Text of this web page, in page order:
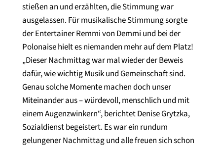
stießen an und erzählten, die Stimmung war
ausgelassen. Für musikalische Stimmung sorgte
der Entertainer Remmi von Demmi und bei der
Polonaise hielt es niemanden mehr auf dem Platz!
„Dieser Nachmittag war mal wieder der Beweis
dafür, wie wichtig Musik und Gemeinschaft sind.
Genau solche Momente machen doch unser
Miteinander aus – würdevoll, menschlich und mit
einem Augenzwinkern“, berichtet Denise Grytzka,
Sozialdienst begeistert. Es war ein rundum
gelungener Nachmittag und alle freuen sich schon